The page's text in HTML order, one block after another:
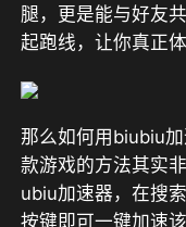
腿，更是能与好友
起跑线，让你真正
那么如何用biubiu
款游戏的方法其实
ubiu加速器，在搜
按键即可一键加速